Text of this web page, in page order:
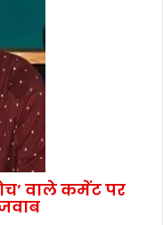
वाले कमेंट पर